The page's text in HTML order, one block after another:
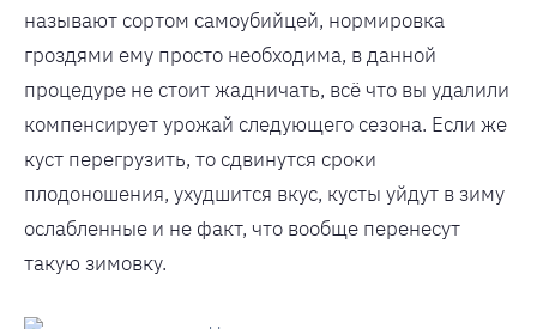
называют сортом самоубийцей, нормировка
гроздями ему просто необходима, в данной
процедуре не стоит жадничать, всё что вы удалили
компенсирует урожай следующего сезона. Если же
куст перегрузить, то сдвинутся сроки
плодоношения, ухудшится вкус, кусты уйдут в зиму
ослабленные и не факт, что вообще перенесут
такую зимовку.